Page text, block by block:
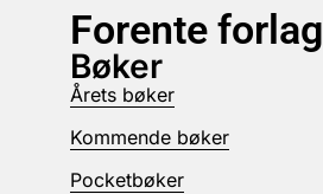
Forente forlag
Bøker
Årets bøker
Kommende bøker
Pocketbøker